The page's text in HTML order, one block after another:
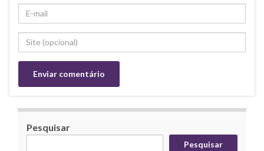
Pesquisar
Pesquisar